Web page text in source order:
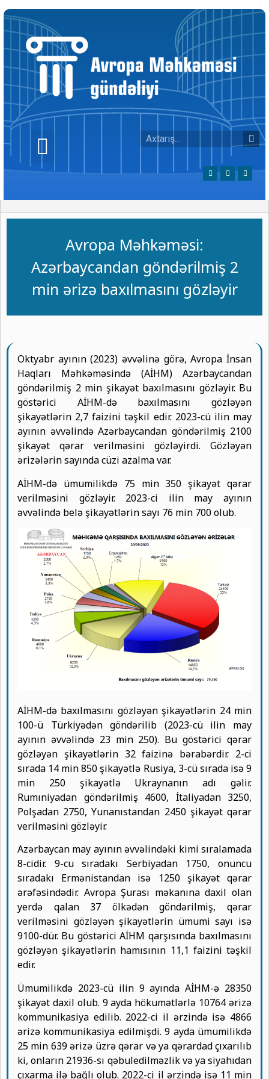
Avropa Məhkəməsi:
Azərbaycandan göndərilmiş 2
min ərizə baxılmasını gözləyir
Oktyabr ayının (2023) əvvəlinə görə, Avropa İnsan
Haqları Məhkəməsində (AİHM) Azərbaycandan
göndərilmiş 2 min şikayət baxılmasını gözləyir. Bu
göstərici AİHM-də baxılmasını gözləyən
şikayətlərin 2,7 faizini təşkil edir. 2023-cü ilin may
ayının əvvəlində Azərbaycandan göndərilmiş 2100
şikayət qərar verilməsini gözləyirdi. Gözləyən
ərizələrin sayında cüzi azalma var.
AİHM-də ümumilikdə 75 min 350 şikayət qərar
verilməsini gözləyir. 2023-ci ilin may ayının
əvvəlində belə şikayətlərin sayı 76 min 700 olub.
AİHM-də baxılmasını gözləyən şikayətlərin 24 min
100-ü Türkiyədən göndərilib (2023-cü ilin may
ayının əvvəlində 23 min 250). Bu göstərici qərar
gözləyən şikayətlərin 32 faizinə bərabərdir. 2-ci
sırada 14 min 850 şikayətlə Rusiya, 3-cü sırada isə 9
min 250 şikayətlə Ukraynanın adı gəlir.
Rumıniyadan göndərilmiş 4600, İtaliyadan 3250,
Polşadan 2750, Yunanıstandan 2450 şikayət qərar
verilməsini gözləyir.
Azərbaycan may ayının əvvəlindəki kimi sıralamada
8-cidir. 9-cu sıradakı Serbiyadan 1750, onuncu
sıradakı Ermənistandan isə 1250 şikayət qərar
ərəfəsindədir. Avropa Şurası məkanına daxil olan
yerdə qalan 37 ölkədən göndərilmiş, qərar
verilməsini gözləyən şikayətlərin ümumi sayı isə
9100-dür. Bu göstərici AİHM qarşısında baxılmasını
gözləyən şikayətlərin hamısının 11,1 faizini təşkil
edir.
Ümumilikdə 2023-cü ilin 9 ayında AİHM-ə 28350
şikayət daxil olub. 9 ayda hökumətlərlə 10764 ərizə
kommunikasiya edilib. 2022-ci il ərzində isə 4866
ərizə kommunikasiya edilmişdi. 9 ayda ümumilikdə
25 min 639 ərizə üzrə qərar və ya qərardad çıxarılıb
ki, onların 21936-sı qəbuledilməzlik və ya siyahıdan
çıxarma ilə bağlı olub. 2022-ci il ərzində isə 11 min